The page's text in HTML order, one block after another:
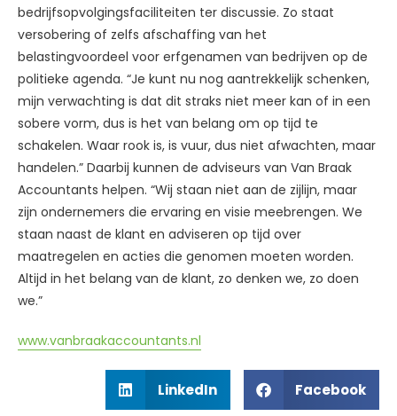
bedrijfsopvolgingsfaciliteiten ter discussie. Zo staat
versobering of zelfs afschaffing van het
belastingvoordeel voor erfgenamen van bedrijven op de
politieke agenda. “Je kunt nu nog aantrekkelijk schenken,
mijn verwachting is dat dit straks niet meer kan of in een
sobere vorm, dus is het van belang om op tijd te
schakelen. Waar rook is, is vuur, dus niet afwachten, maar
handelen.” Daarbij kunnen de adviseurs van Van Braak
Accountants helpen. “Wij staan niet aan de zijlijn, maar
zijn ondernemers die ervaring en visie meebrengen. We
staan naast de klant en adviseren op tijd over
maatregelen en acties die genomen moeten worden.
Altijd in het belang van de klant, zo denken we, zo doen
we.”
www.vanbraakaccountants.nl
LinkedIn Facebook